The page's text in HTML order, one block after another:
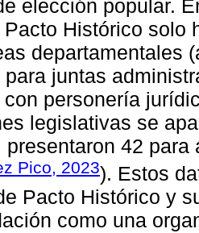
elección popular.
Histórico solo
departamentales
para juntas
con personería
legislativas se
presentaron 42
Pico, 2023). Estos
Pacto Histórico y
como una